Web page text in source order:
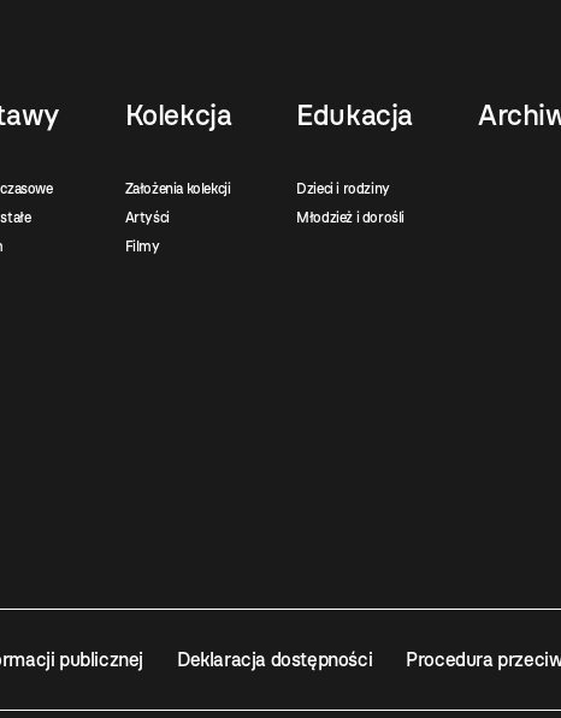
Kolekcja
Założenia kolekcji
Artyści
Filmy
Edukacja
Dzieci i rodziny
Młodzież i dorośli
publicznej Deklaracja dostępności Procedura